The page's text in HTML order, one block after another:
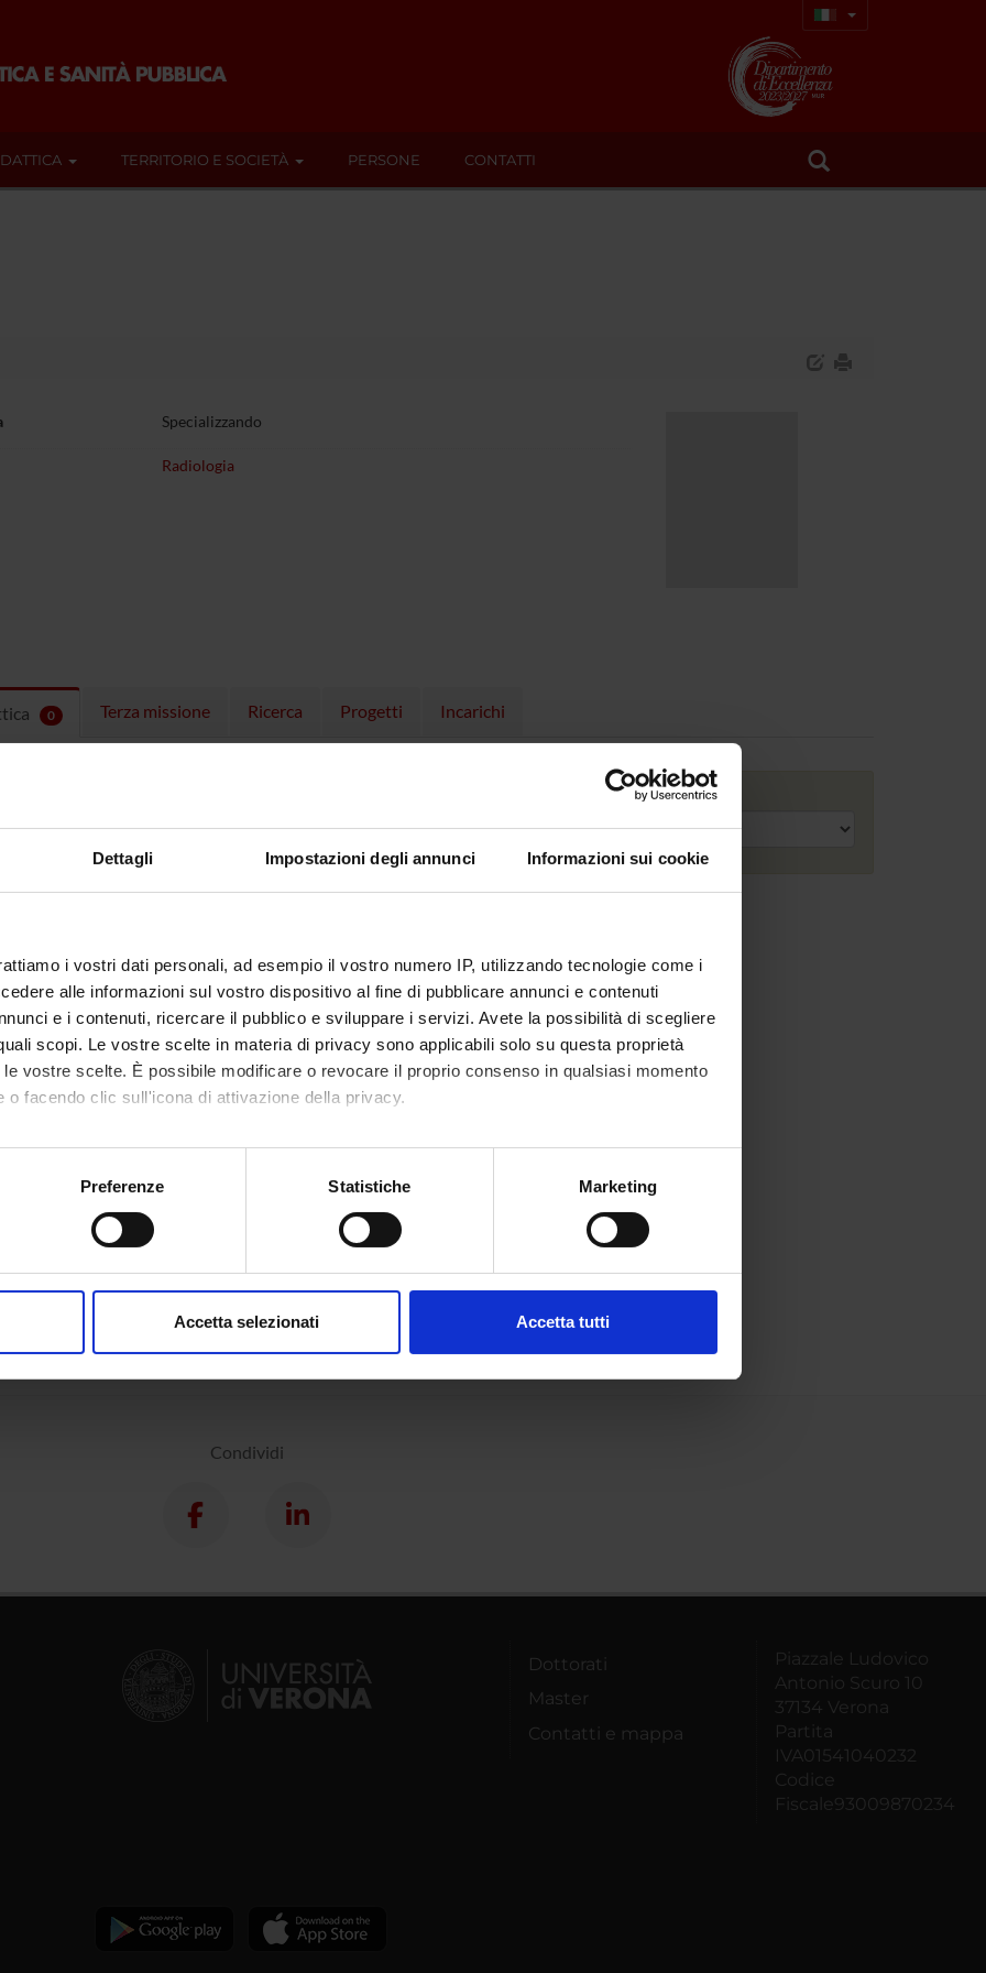
Dettagli Impostazioni degli annunci Informazioni sui cookie
i vostri dati personali, ad esempio il vostro numero IP, utilizzando tecnologie come i
alle informazioni sul vostro dispositivo al fine di pubblicare annunci e contenuti
e i contenuti, ricercare il pubblico e sviluppare i servizi. Avete la possibilità di scegliere
scopi. Le vostre scelte in materia di privacy sono applicabili solo su questa proprietà
vostre scelte. È possibile modificare o revocare il proprio consenso in qualsiasi momento
o facendo clic sull'icona di attivazione della privacy.
anche:
sulla tua posizione geografica, con un'approssimazione di qualche metro,
in qualsiasi momento dalla Dichiarazione sui cookie.
Preferenze Statistiche Marketing
Accetta selezionati Accetta tutti
TERRITORIO E SOCIETÀ PERSONE CONTATTI
Specializzando
Radiologia
0 Terza missione Ricerca Progetti Incarichi
attivi nel periodo selezionato:0.
per vedere orari e dettagli del corso.
Anno accademico
Condividi
Dottorati
Master
Contatti e mappa
Piazzale Ludovico
Antonio Scuro 10
37134 Verona
Partita
IVA01541040232
Codice
Fiscale93009870234